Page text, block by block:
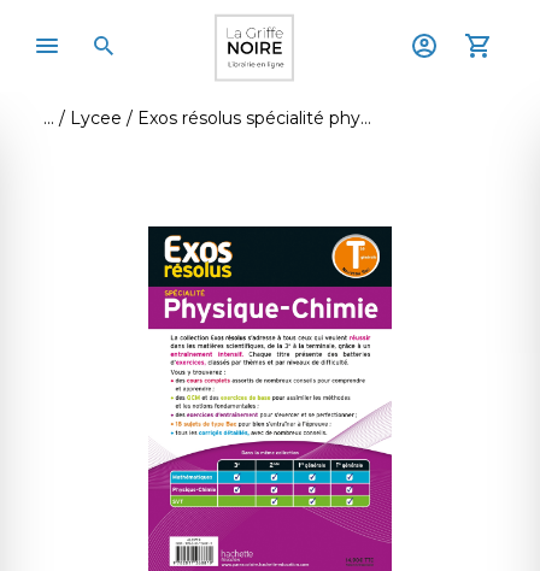
Lycee Exos résolus spécialité physique-chimie tle